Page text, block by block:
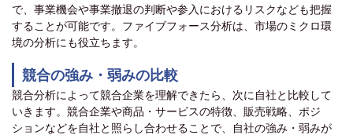
で、事業機会や事業撤退の判断や参入におけるリスクなども把握
することが可能です。ファイブフォース分析は、市場のミクロ環
境の分析にも役立ちます。
競合の強み・弱みの比較
競合分析によって競合企業を理解できたら、次に自社と比較して
いきます。競合企業や商品・サービスの特徴、販売戦略、ポジ
ションなどを自社と照らし合わせることで、自社の強み・弱みが